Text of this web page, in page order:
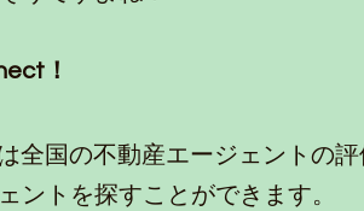
！
全国の不動産エージェントの
ントを探すことができます。